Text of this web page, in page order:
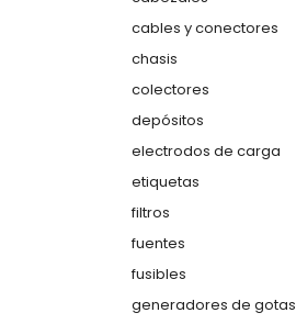
cables y conectores
chasis
colectores
depósitos
electrodos de carga
etiquetas
filtros
fuentes
fusibles
generadores de gotas